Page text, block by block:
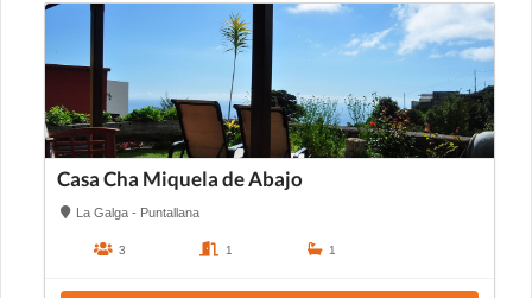
Casa Cha Miquela de Abajo
La Galga - Puntallana
3 1 1